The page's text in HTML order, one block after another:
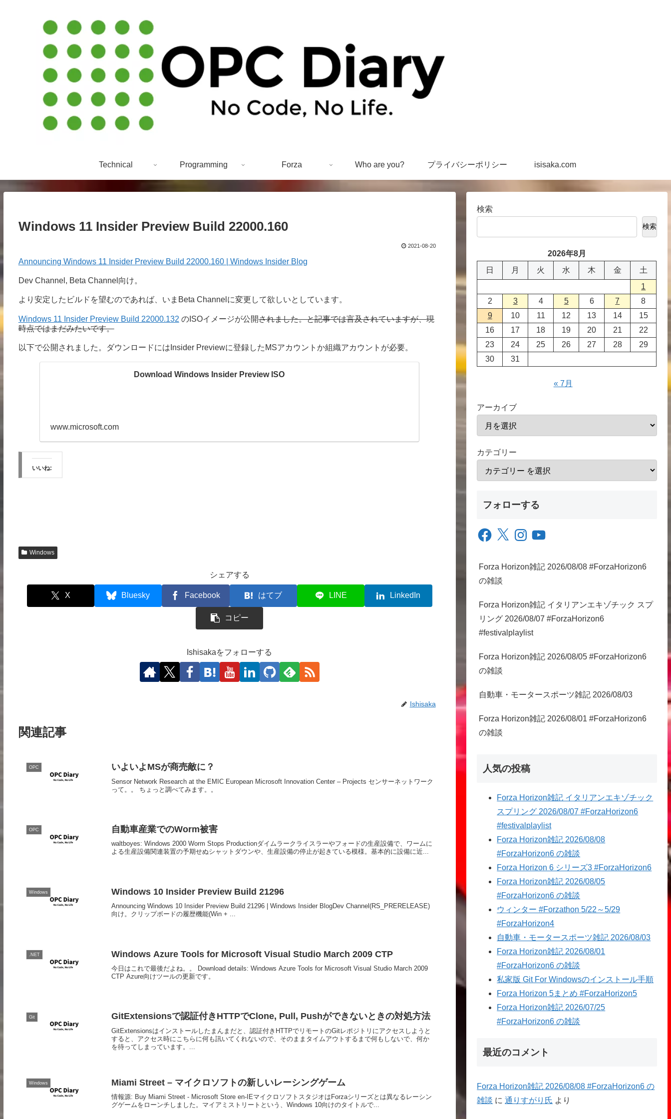
Technical Programming Forza Who are you? プライバシーポリシー isisaka.com
Windows 11 Insider Preview Build 22000.160
2021-08-20
Announcing Windows 11 Insider Preview Build 22000.160 | Windows Insider Blog
Dev Channel, Beta Channel向け。
より安定したビルドを望むのであれば、いまBeta Channelに変更して欲しいとしています。
Windows 11 Insider Preview Build 22000.132 のISOイメージが公開されました。と記事では言及されていますが、現
時点ではまだみたいです。
以下で公開されました。ダウンロードにはInsider Previewに登録したMSアカウントか組織アカウントが必要。
Download Windows Insider Preview ISO
www.microsoft.com
いいね:
Windows
シェアする
X Bluesky Facebook はてブ LINE LinkedIn
コピー
Ishisakaをフォローする
Ishisaka
関連記事
OPC いよいよMSが商売敵に？
Sensor Network Research at the EMIC European Microsoft Innovation Center – Projects センサーネットワーク
って。。 ちょっと調べてみます。。
OPC 自動車産業でのWorm被害
waltboyes: Windows 2000 Worm Stops Productionダイムラークライスラーやフォードの生産設備で、ワームに
よる生産設備関連装置の予期せぬシャットダウンや、生産設備の停止が起きている模様。基本的に設備に近...
Windows Windows 10 Insider Preview Build 21296
Announcing Windows 10 Insider Preview Build 21296 | Windows Insider BlogDev Channel(RS_PRERELEASE)
向け。クリップボードの履歴機能(Win + ...
.NET Windows Azure Tools for Microsoft Visual Studio March 2009 CTP
今日はこれで最後だよね。。 Download details: Windows Azure Tools for Microsoft Visual Studio March 2009
CTP Azure向けツールの更新です。
Git GitExtensionsで認証付きHTTPでClone, Pull, Pushができないときの対処方法
GitExtensionsはインストールしたまんまだと、認証付きHTTPでリモートのGitレポジトリにアクセスしようと
すると、アクセス時にこちらに何も訊いてくれないので、そのままタイムアウトするまで何もしないで、何か
を待ってしまっています。...
Windows Miami Street – マイクロソフトの新しいレーシングゲーム
情報源: Buy Miami Street - Microsoft Store en-IEマイクロソフトスタジオはForzaシリーズとは異なるレーシン
グゲームをローンチしました。マイアミストリートという、Windows 10向けのタイトルで...
検索
検索
2026年8月
日
月 火 水 木 金
土
1
2
3 4 5 6 7
8
9
10 11 12 13 14
15
16
17 18 19 20 21
22
23
24 25 26 27 28
29
30
31
« 7月
アーカイブ
カテゴリー
フォローする
Facebook
X InstagramYouTube
Forza Horizon雑記 2026/08/08 #ForzaHorizon6
の雑談
Forza Horizon雑記 イタリアンエキゾチック スプ
リング 2026/08/07 #ForzaHorizon6
#festivalplaylist
Forza Horizon雑記 2026/08/05 #ForzaHorizon6
の雑談
自動車・モータースポーツ雑記 2026/08/03
Forza Horizon雑記 2026/08/01 #ForzaHorizon6
の雑談
人気の投稿
Forza Horizon雑記 イタリアンエキゾチック
スプリング 2026/08/07 #ForzaHorizon6
#festivalplaylist
Forza Horizon雑記 2026/08/08
#ForzaHorizon6 の雑談
Forza Horizon 6 シリーズ3 #ForzaHorizon6
Forza Horizon雑記 2026/08/05
#ForzaHorizon6 の雑談
ウィンター #Forzathon 5/22～5/29
#ForzaHorizon4
自動車・モータースポーツ雑記 2026/08/03
Forza Horizon雑記 2026/08/01
#ForzaHorizon6 の雑談
私家版 Git For Windowsのインストール手順
Forza Horizon 5まとめ #ForzaHorizon5
Forza Horizon雑記 2026/07/25
#ForzaHorizon6 の雑談
最近のコメント
Forza Horizon雑記 2026/08/08 #ForzaHorizon6 の
雑談 に通りすがり氏 より